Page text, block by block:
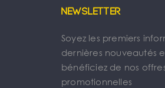
Newsletter
Soyez les premiers
dernières nouveautés
bénéficiez de nos
promotionnelles